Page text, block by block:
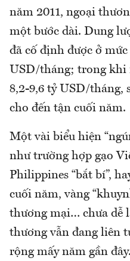
năm 2011, ngoại
một bước dài. Dung
đã cố định được ở
USD/tháng; trong khi
8,2-9,6 tỷ USD/tháng,
cho đến tận cuối năm.
Một vài biểu hiện
như trường hợp gạo
Philippines “bắt bí”,
cuối năm, vàng
thương mại… chưa dễ
thương vẫn đang liên
rộng mấy năm gần đây.